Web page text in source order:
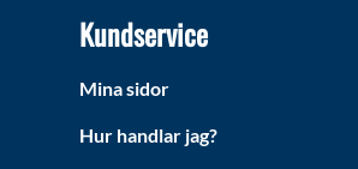
Kundservice
Mina sidor
Hur handlar jag?